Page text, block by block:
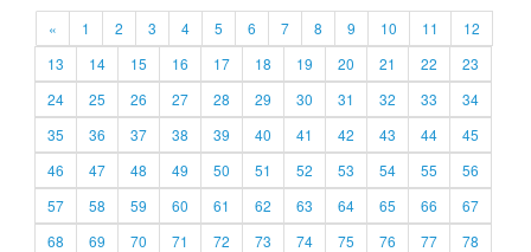
« 1 2 3 4 5 6 7 8 9 10 11
12
13
14 15 16 17 18 19 20 21 22
23
24
25 26 27 28 29 30 31 32 33
34
35
36 37 38 39 40 41 42 43 44
45
46
47 48 49 50 51 52 53 54 55
56
57
58 59 60 61 62 63 64 65 66
67
68
69 70 71 72 73 74 75 76 77
78